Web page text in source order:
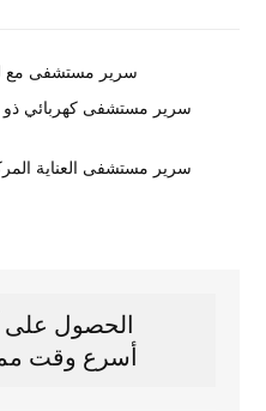
سرير مستشفى مع
سرير مستشفى العناية
الحصول
أسرع وقت ممكن